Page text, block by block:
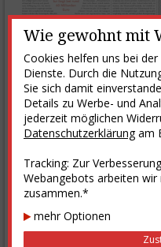
Wie gewohnt mit
Cookies helfen uns bei
Dienste. Durch die
Sie sich damit
Details zu Werbe- und
jederzeit möglichen
Datenschutzerklärungam
Tracking: Zur
Webangebots arbeiten
zusammen.*
mehr Optionen
Einige Themen der E&M-
weiterlesen
Einkaufen bei
zum E&M-Shop
E&M Marktplatz